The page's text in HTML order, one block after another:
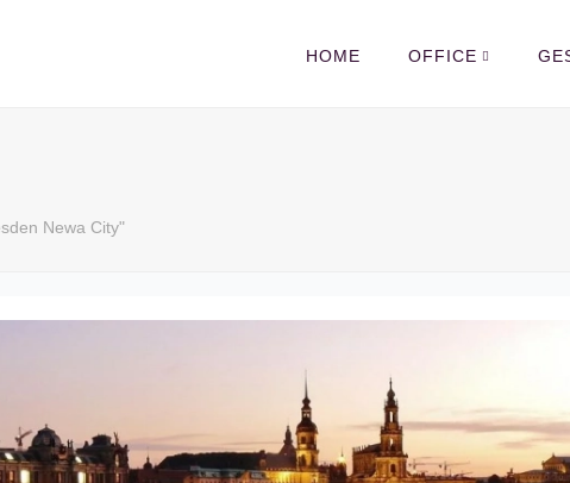
HOME OFFICE
Newa City"